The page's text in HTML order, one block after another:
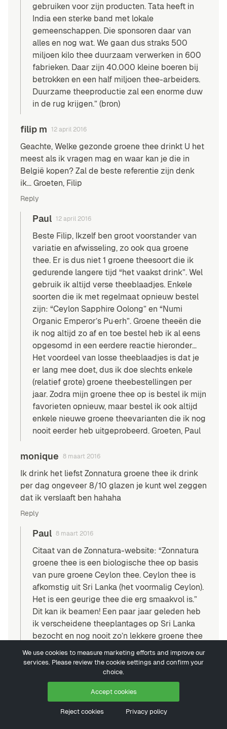
gebruiken voor zijn producten. Tata heeft in
India een sterke band met lokale
gemeenschappen. Die sponsoren daar van
alles en nog wat. We gaan dus straks 500
miljoen kilo thee duurzaam verwerken in 600
fabrieken. Daar zijn 40.000 kleine boeren bij
betrokken en een half miljoen thee-arbeiders.
Duurzame theeproductie zal een enorme duw
in de rug krijgen.” (bron)
filip m 12 april 2016
Geachte, Welke gezonde groene thee drinkt U het
meest als ik vragen mag en waar kan je die in
België kopen? Zal de beste referentie zijn denk
ik… Groeten, Filip
Reply
Paul 12 april 2016
Beste Filip, Ikzelf ben groot voorstander van
variatie en afwisseling, zo ook qua groene
thee. Er is dus niet 1 groene theesoort die ik
gedurende langere tijd “het vaakst drink”. Wel
gebruik ik altijd verse theeblaadjes. Enkele
soorten die ik met regelmaat opnieuw bestel
zijn: “Ceylon Sapphire Oolong” en “Numi
Organic Emperor’s Pu·erh”. Groene theeën die
ik nog altijd zo af en toe bestel heb ik al eens
opgesomd in een eerdere reactie hieronder…
Het voordeel van losse theeblaadjes is dat je
er lang mee doet, dus ik doe slechts enkele
(relatief grote) groene theebestellingen per
jaar. Zodra mijn groene thee op is bestel ik mijn
favorieten opnieuw, maar bestel ik ook altijd
enkele nieuwe groene theevarianten die ik nog
nooit eerder heb uitgeprobeerd. Groeten, Paul
monique 8 maart 2016
Ik drink het liefst Zonnatura groene thee ik drink
per dag ongeveer 8/10 glazen je kunt wel zeggen
dat ik verslaaft ben hahaha
Reply
Paul 8 maart 2016
Citaat van de Zonnatura-website: “Zonnatura
groene thee is een biologische thee op basis
van pure groene Ceylon thee. Ceylon thee is
afkomstig uit Sri Lanka (het voormalig Ceylon).
Het is een geurige thee die erg smaakvol is.”
Dit kan ik beamen! Een paar jaar geleden heb
ik verscheidene theeplantages op Sri Lanka
bezocht en nog nooit zo’n lekkere groene thee
geproefd. Mijn favoriete ‘Ceylon’ groene thee
was (en is) Sapphire Oolong van Handungoda
Tea Estate. Een kilo mee naar huis gesleept,
maar inmiddels (helaas) op. :(
15 november 2015
We use cookies to measure marketing efforts and improve our
services. Please review the cookie settings and confirm your
choice.
Accept cookies
Reject cookies Privacy policy